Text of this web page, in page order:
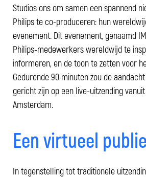
Studios ons om samen een spannend
Philips te co-produceren: hun
evenement. Dit evenement, genaamd
Philips-medewerkers wereldwijd te
informeren, en de toon te zetten voor
Gedurende 90 minuten zou de
gericht zijn op een live-uitzending
Amsterdam.
Een virtueel
In tegenstelling tot traditionele